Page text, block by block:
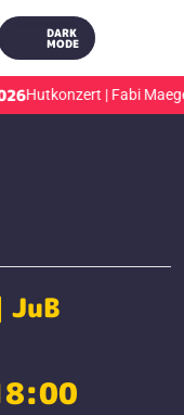
DARK
MODE
Hutkonzert | Fabi Maegel